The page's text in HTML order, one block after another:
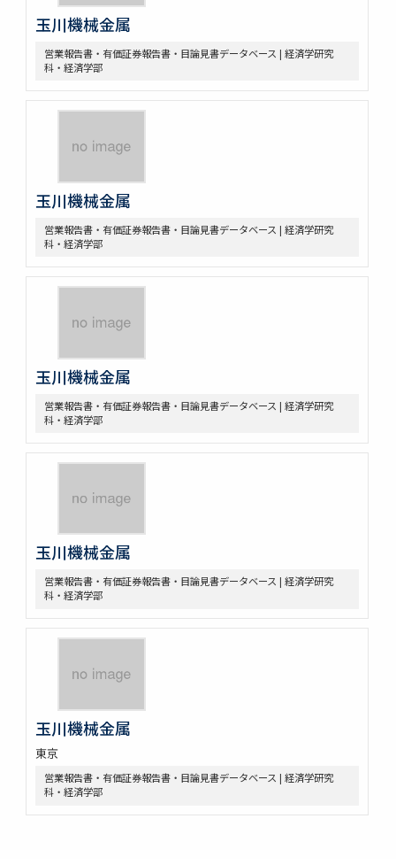
玉川機械金属
営業報告書・有価証券報告書・目論見書データベース | 経済学研究
科・経済学部
玉川機械金属
営業報告書・有価証券報告書・目論見書データベース | 経済学研究
科・経済学部
玉川機械金属
営業報告書・有価証券報告書・目論見書データベース | 経済学研究
科・経済学部
玉川機械金属
営業報告書・有価証券報告書・目論見書データベース | 経済学研究
科・経済学部
玉川機械金属
東京
営業報告書・有価証券報告書・目論見書データベース | 経済学研究
科・経済学部